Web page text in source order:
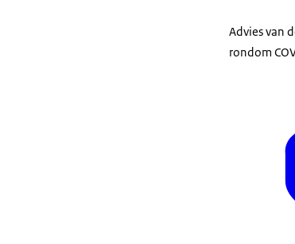
Advies van
rondom